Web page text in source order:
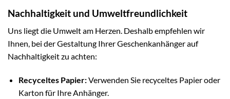
Nachhaltigkeit und Umweltfreundlichkeit
Uns liegt die Umwelt am Herzen. Deshalb empfehlen wir
Ihnen, bei der Gestaltung Ihrer Geschenkanhänger auf
Nachhaltigkeit zu achten:
Recyceltes Papier:Verwenden Sie recyceltes Papier oder
Karton für Ihre Anhänger.